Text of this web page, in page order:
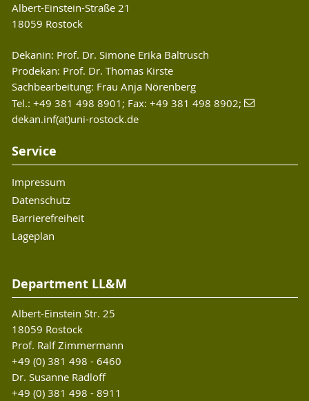
Albert-Einstein-Straße 21
18059 Rostock
Dekanin: Prof. Dr. Simone Erika Baltrusch
Prodekan: Prof. Dr. Thomas Kirste
Sachbearbeitung: Frau Anja Nörenberg
Tel.: +49 381 498 8901; Fax: +49 381 498 8902;
dekan.inf(at)uni-rostock.de
Service
Impressum
Datenschutz
Barrierefreiheit
Lageplan
Department LL&M
Albert-Einstein Str. 25
18059 Rostock
Prof. Ralf Zimmermann
+49 (0) 381 498 - 6460
Dr. Susanne Radloff
+49 (0) 381 498 - 8911